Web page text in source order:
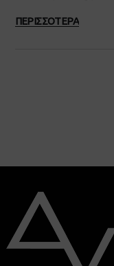
ΠΕΡΙΣΣΟΤΕΡΑ